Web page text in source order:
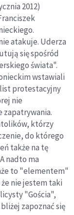
2012)
atakuje. Uderza
się spośród
świata".
wstawiali
list protestacyjny
nie
zapatrywania.
którzy
do którego
także na tę
nadto ma
to "elementem"
nie jestem taki
"Gościa",
zapoznać się